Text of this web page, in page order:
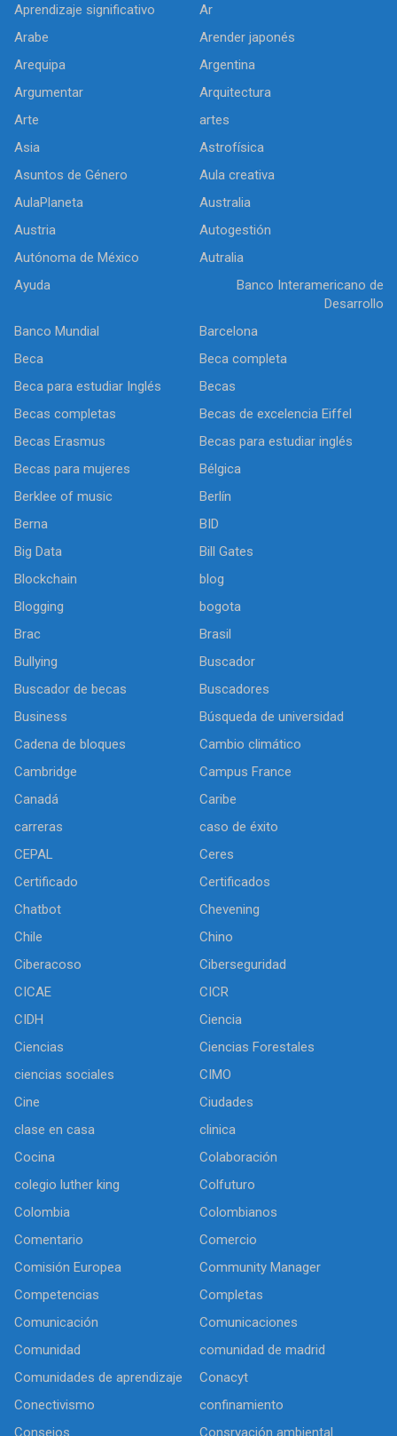
Aprendizaje significativo
Ar
Arabe
Arender japonés
Arequipa
Argentina
Argumentar
Arquitectura
Arte
artes
Asia
Astrofísica
Asuntos de Género
Aula creativa
AulaPlaneta
Australia
Austria
Autogestión
Autónoma de México
Autralia
Ayuda
Banco Interamericano de
Desarrollo
Banco Mundial
Barcelona
Beca
Beca completa
Beca para estudiar Inglés
Becas
Becas completas
Becas de excelencia Eiffel
Becas Erasmus
Becas para estudiar inglés
Becas para mujeres
Bélgica
Berklee of music
Berlín
Berna
BID
Big Data
Bill Gates
Blockchain
blog
Blogging
bogota
Brac
Brasil
Bullying
Buscador
Buscador de becas
Buscadores
Business
Búsqueda de universidad
Cadena de bloques
Cambio climático
Cambridge
Campus France
Canadá
Caribe
carreras
caso de éxito
CEPAL
Ceres
Certificado
Certificados
Chatbot
Chevening
Chile
Chino
Ciberacoso
Ciberseguridad
CICAE
CICR
CIDH
Ciencia
Ciencias
Ciencias Forestales
ciencias sociales
CIMO
Cine
Ciudades
clase en casa
clinica
Cocina
Colaboración
colegio luther king
Colfuturo
Colombia
Colombianos
Comentario
Comercio
Comisión Europea
Community Manager
Competencias
Completas
Comunicación
Comunicaciones
Comunidad
comunidad de madrid
Comunidades de aprendizaje
Conacyt
Conectivismo
confinamiento
Consejos
Consrvación ambiental